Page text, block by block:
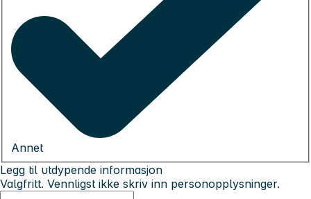
Annet
Legg til utdypende informasjon
Valgfritt. Vennligst ikke skriv inn personopplysninger.